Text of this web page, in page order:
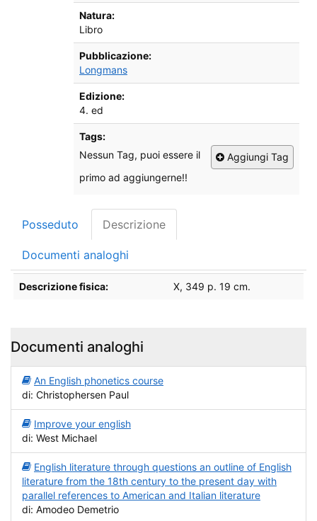
Natura:
Libro
Pubblicazione:
Longmans
Edizione:
4. ed
Tags:
Aggiungi Tag
Nessun Tag, puoi essere il
primo ad aggiungerne!!
Posseduto Descrizione
Documenti analoghi
Descrizione
Descrizione fisica: X, 349 p. 19 cm.
Documenti analoghi
An English phonetics course
di: Christophersen Paul
Improve your english
di: West Michael
English literature through questions an outline of English
literature from the 18th century to the present day with
parallel references to American and Italian literature
di: Amodeo Demetrio